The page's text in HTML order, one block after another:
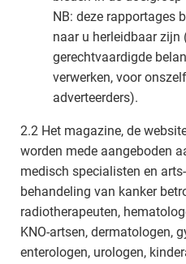
NB: deze rapportages
naar u herleidbaar zijn
gerechtvaardigde
verwerken, voor
adverteerders).
2.2 Het magazine, de
worden mede aangeboden
medisch specialisten en
behandeling van kanker
radiotherapeuten,
KNO-artsen, dermatologen,
enterologen, urologen,